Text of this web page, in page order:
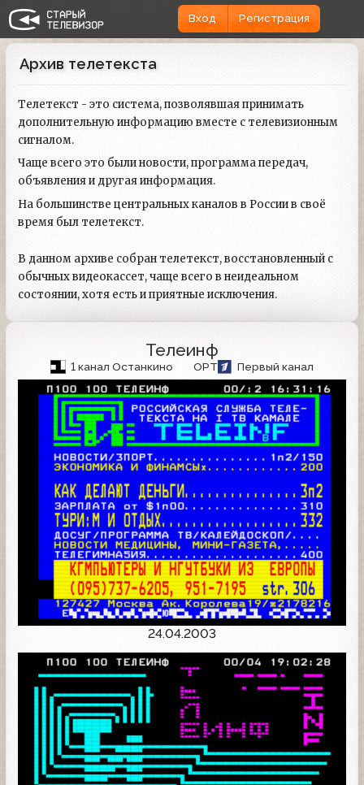
Вход Регистрация
Архив телетекста
Телетекст - это система, позволявшая принимать
дополнительную информацию вместе с телевизионным
сигналом.
Чаще всего это были новости, программа передач,
объявления и другая информация.
На большинстве центральных каналов в России в своё
время был телетекст.
В данном архиве собран телетекст, восстановленный с
обычных видеокассет, чаще всего в неидеальном
состоянии, хотя есть и приятные исключения.
Телеинф
1 канал Останкино ОРТ Первый канал
24.04.2003